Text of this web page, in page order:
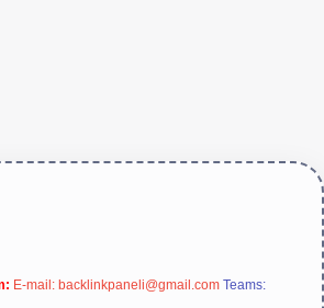
E-mail: backlinkpaneli@gmail.com Teams: